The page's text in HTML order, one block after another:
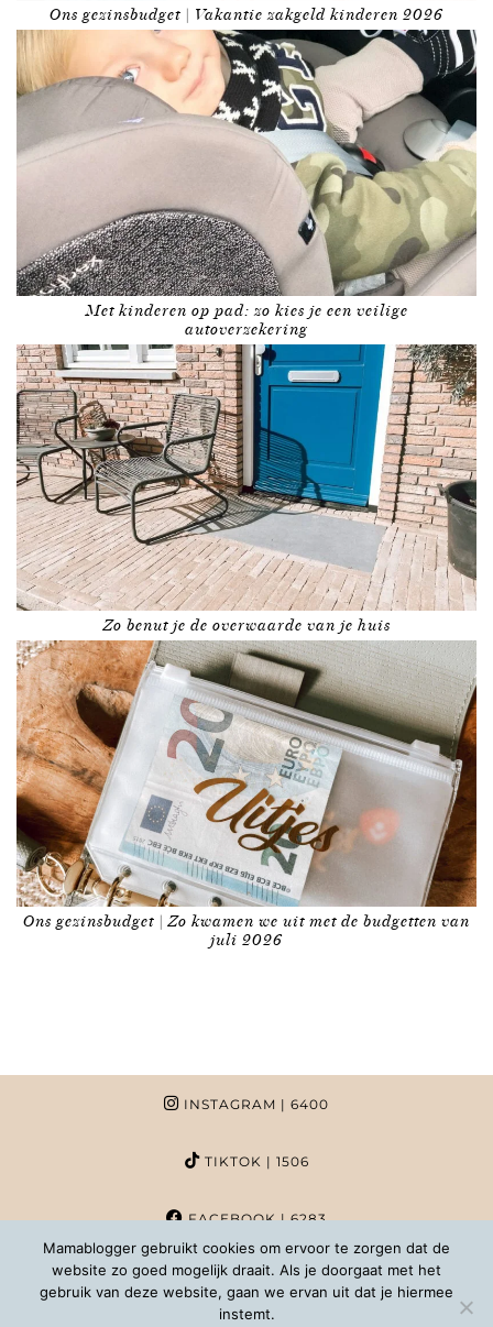
Ons gezinsbudget | Vakantie zakgeld kinderen 2026
Met kinderen op pad: zo kies je een veilige
autoverzekering
Zo benut je de overwaarde van je huis
Ons gezinsbudget | Zo kwamen we uit met de budgetten van
juli 2026
INSTAGRAM | 6400
TIKTOK | 1506
FACEBOOK| 6283
PINTEREST | 1020
Mamablogger gebruikt cookies om ervoor te zorgen dat de
website zo goed mogelijk draait. Als je doorgaat met het
gebruik van deze website, gaan we ervan uit dat je hiermee
instemt.